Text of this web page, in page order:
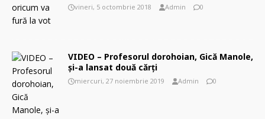
vineri, 5 octombrie 2018 Admin 0
VIDEO – Profesorul dorohoian, Gică Manole,
şi-a lansat două cărţi
miercuri, 27 noiembrie 2019 Admin 0